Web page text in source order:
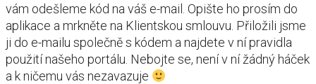
vám odešleme kód na váš e-mail. Opište ho prosím do
aplikace a mrkněte na Klientskou smlouvu. Přiložili jsme
ji do e-mailu společně s kódem a najdete v ní pravidla
použití našeho portálu. Nebojte se, není v ní žádný háček
a k ničemu vás nezavazuje